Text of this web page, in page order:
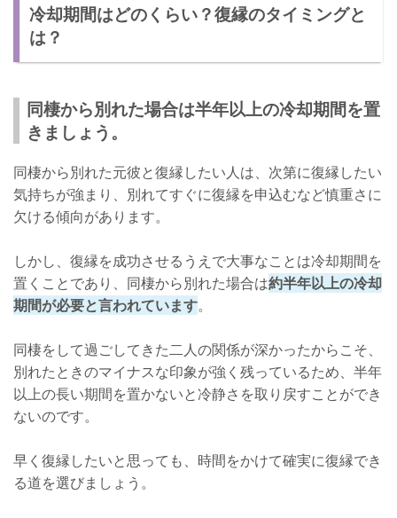
冷却期間はどのくらい？復縁のタイミングと
は？
同棲から別れた場合は半年以上の冷却期間を置
きましょう。
同棲から別れた元彼と復縁したい人は、次第に復縁したい
気持ちが強まり、別れてすぐに復縁を申込むなど慎重さに
欠ける傾向があります。
しかし、復縁を成功させるうえで大事なことは冷却期間を
置くことであり、同棲から別れた場合は約半年以上の冷却
期間が必要と言われています。
同棲をして過ごしてきた二人の関係が深かったからこそ、
別れたときのマイナスな印象が強く残っているため、半年
以上の長い期間を置かないと冷静さを取り戻すことができ
ないのです。
早く復縁したいと思っても、時間をかけて確実に復縁でき
る道を選びましょう。